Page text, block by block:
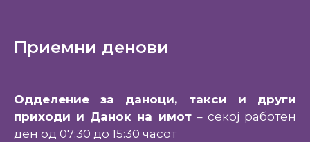
Приемни денови
Одделение за даноци, такси и други
приходи и Данок на имот– секој работен
ден од 07:30 до 15:30 часот